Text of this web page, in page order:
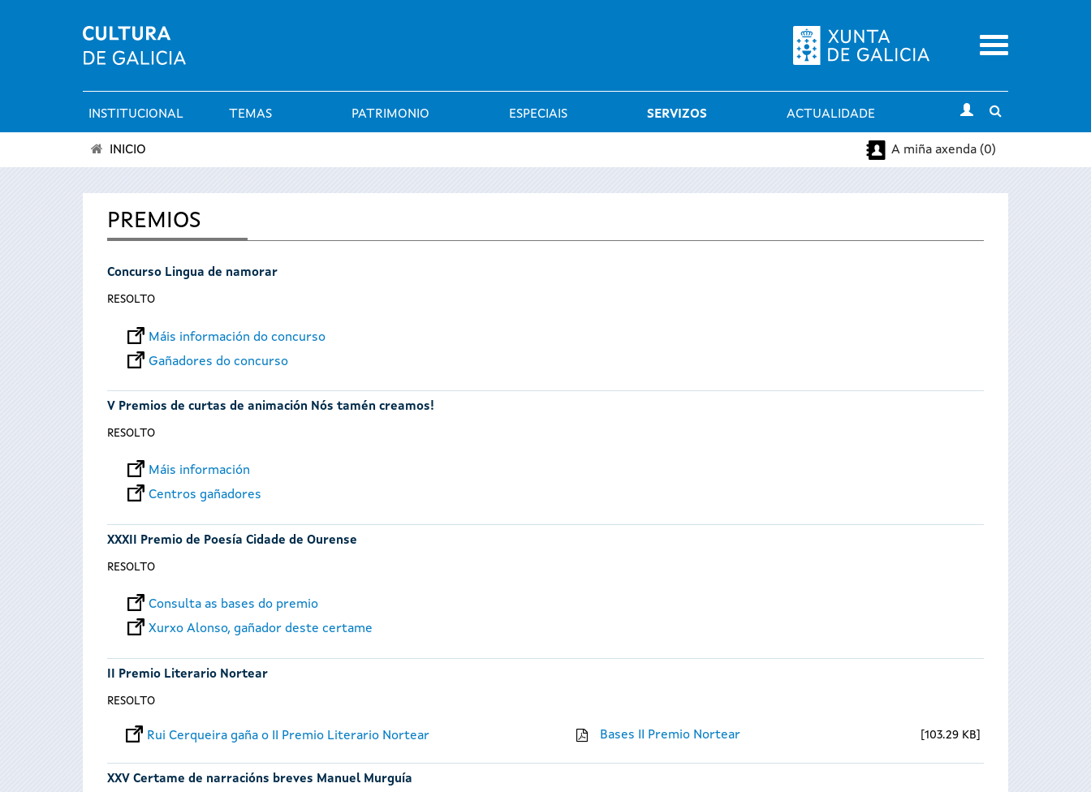
Menu
Menú
principal
INSTITUCIONAL TEMAS PATRIMONIO ESPECIAIS SERVIZOS ACTUALIDADE
search
está
INICIO A miña axenda (0)
PREMIOS
Concurso Lingua de namorar
RESOLTO
Máis información do concurso
Gañadores do concurso
V Premios de curtas de animación Nós tamén creamos!
RESOLTO
Máis información
Centros gañadores
XXXII Premio de Poesía Cidade de Ourense
RESOLTO
Consulta as bases do premio
Xurxo Alonso, gañador deste certame
II Premio Literario Nortear
RESOLTO
Rui Cerqueira gaña o II Premio Literario Nortear Bases II Premio Nortear 103.29 KB
XXV Certame de narracións breves Manuel Murguía